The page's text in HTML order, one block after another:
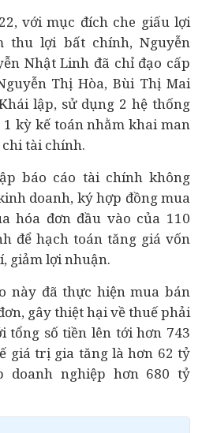
với mục đích che giấu lợi
thu lợi bất chính, Nguyễn
Nhật Linh đã chỉ đạo cấp
Thị Hòa, Bùi Thị Mai
lập, sử dụng 2 hệ thống
kỳ kế toán nhằm khai man
chitài chính.
báo cáo tài chính không
doanh, ký hợp đồng mua
hóa đơn đầu vào của 110
để hạch toán tăng giá vốn
giảm lợi nhuận.
này đã thực hiện mua bán
gây thiệt hại về thuế phải
tổng số tiền lên tới hơn 743
giá trị gia tăng là hơn 62 tỷ
doanh nghiệp hơn 680 tỷ